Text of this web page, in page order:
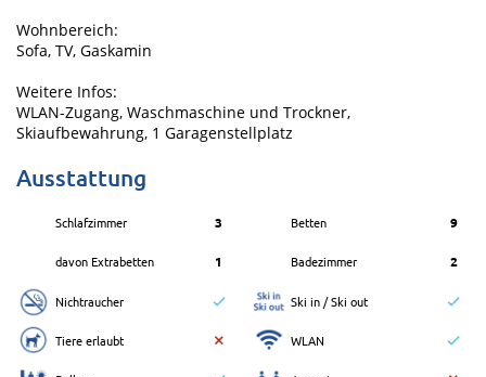
Wohnbereich:
Sofa, TV, Gaskamin
Weitere Infos:
WLAN-Zugang, Waschmaschine und Trockner,
Skiaufbewahrung, 1 Garagenstellplatz
Ausstattung
Schlafzimmer 3 Betten 9
davon Extrabetten 1 Badezimmer 2
Nichtraucher Ski in / Ski out
Tiere erlaubt WLAN